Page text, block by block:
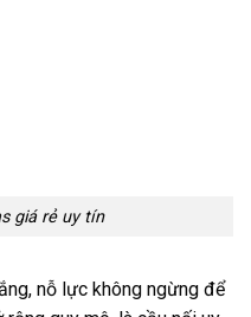
giá rẻ uy tín
nỗ lực không ngừng để